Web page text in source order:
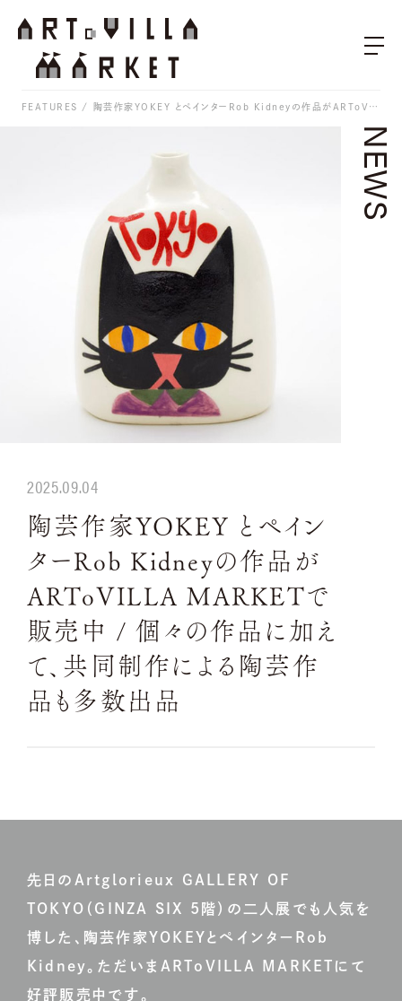
FEATURES 陶芸作家YOKEY とペインターRob Kidneyの作品がARToVILLA MARKETで販売中 / 個々の作品に加えて、共同制作による陶芸作品も多数出品
NEWS
2025.09.04
陶芸作家YOKEY とペイン
ターRob Kidneyの作品が
ARToVILLA MARKETで
販売中 / 個々の作品に加え
て、共同制作による陶芸作
品も多数出品
先日のArtglorieux GALLERY OF
TOKYO（GINZA SIX 5階）の二人展でも人気を
博した、陶芸作家YOKEYとペインターRob
Kidney。ただいまARToVILLA MARKETにて
好評販売中です。